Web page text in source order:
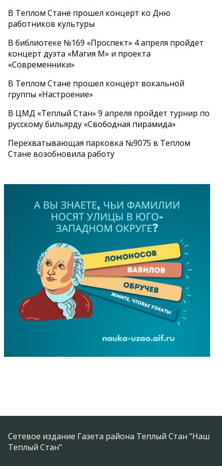
В Теплом Стане прошел концерт ко Дню
работников культуры
В библиотеке №169 «Проспект» 4 апреля пройдет
концерт дуэта «Магия М» и проекта
«Современники»
В Теплом Стане прошел концерт вокальной
группы «Настроение»
В ЦМД «Теплый Стан» 9 апреля пройдет турнир по
русскому бильярду «Свободная пирамида»
Перехватывающая парковка №9075 в Теплом
Стане возобновила работу
Сетевое издание Газета района Теплый Стан "Наш
Теплый Стан"